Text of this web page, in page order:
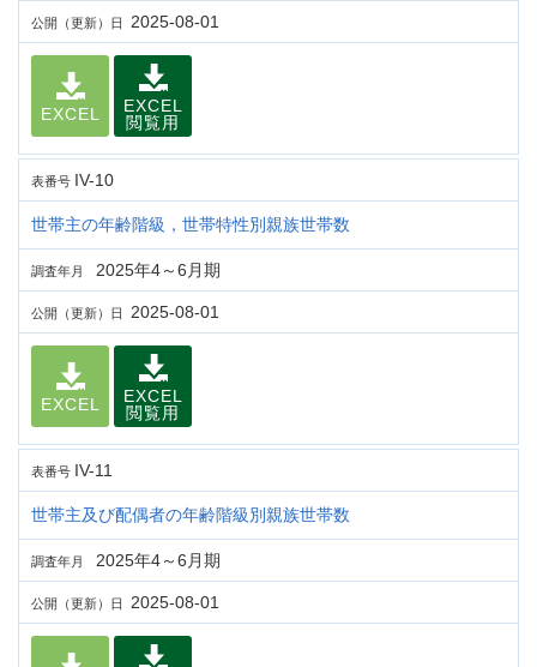
公開（更新）日 2025-08-01
EXCEL
EXCEL
閲覧用
表番号 IV-10
世帯主の年齢階級，世帯特性別親族世帯数
調査年月 2025年4～6月期
公開（更新）日 2025-08-01
EXCEL
EXCEL
閲覧用
表番号 IV-11
世帯主及び配偶者の年齢階級別親族世帯数
調査年月 2025年4～6月期
公開（更新）日 2025-08-01